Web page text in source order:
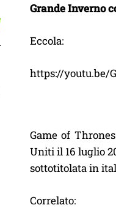
Grande Inverno
Eccola:
https://youtu.be/
Game of
Uniti il 16 luglio
sottotitolata in
Correlato: